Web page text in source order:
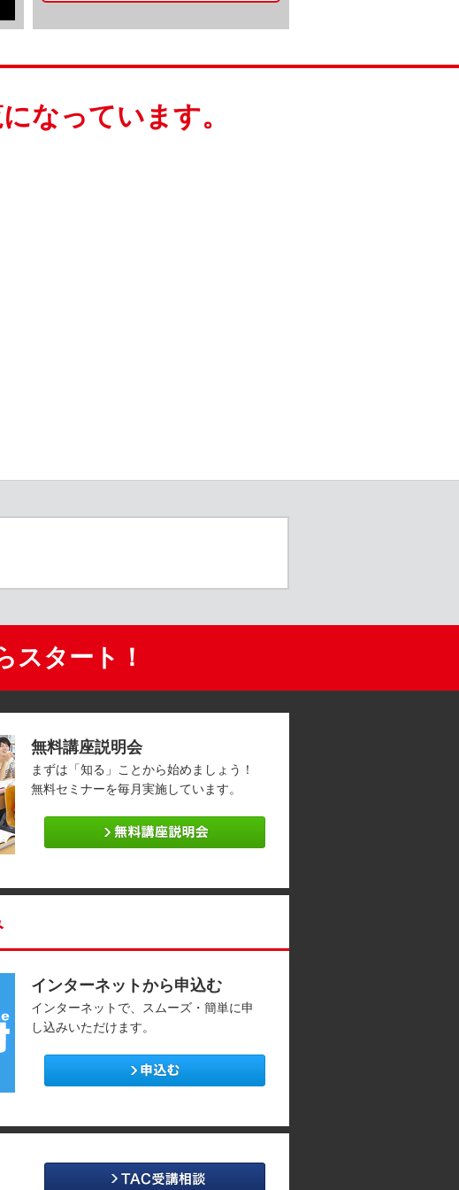
なっています。
スタート！
無料講座説明会
まずは「知る」ことから始めましょう！
無料セミナーを毎月実施しています。
インターネットから申込む
インターネットで、スムーズ・簡単に申
し込みいただけます。